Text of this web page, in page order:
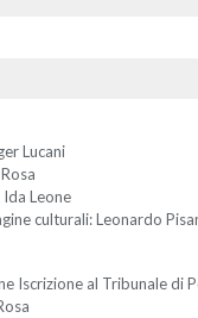
Lucani
Leone
culturali: Leonardo
Iscrizione al Tribunale di